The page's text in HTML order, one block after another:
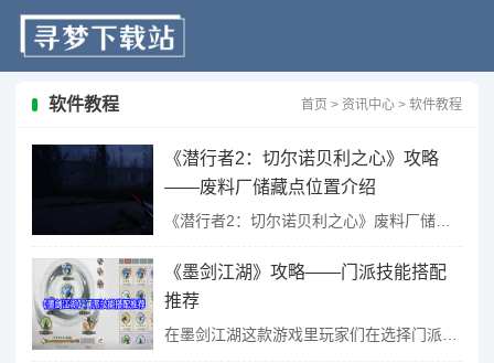
软件教程 首页 > 资讯中心 > 软件教程
《潜行者2：切尔诺贝利之心》攻略
——废料厂储藏点位置介绍
《墨剑江湖》攻略——门派技能搭配
推荐
在墨剑江湖这款游戏里玩家们在选择门派之后就可以通过升级来激活技能，并且通过搭配技能是可以组成很多不同效果的阵容。在对战的时候技能是有很不错的提升，但是技能是有很多，想要有好的效果那么在搭配上还是比较的...